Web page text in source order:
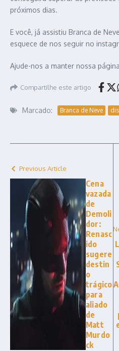
próximos dias.
E você, já assistiu Branca de
esquece de nos seguir no
Ajude-nos a manter nossa
Compartilhe este artigo
Marcado: Branca de Neve
Previous Article
Cena
vazada
de
Demoli
dor:
Renasc
ido
sugere
destin
o
trágico
para
aliado
de
Matt
Murdo
ck